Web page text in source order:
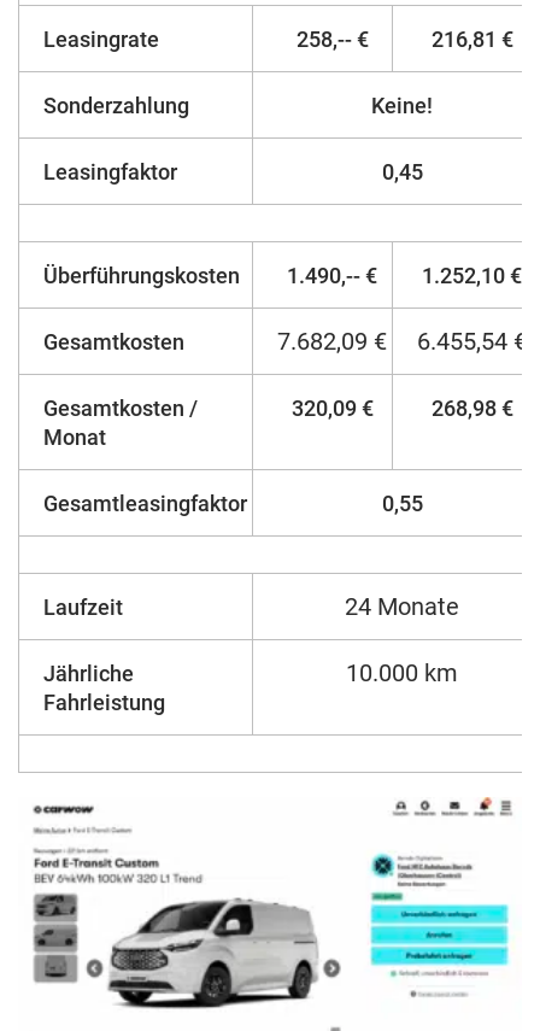
Leasingrate 258,-- € 216,81 €
Sonderzahlung Keine!
Leasingfaktor 0,45
Überführungskosten 1.490,-- € 1.252,10 €
Gesamtkosten 7.682,09 € 6.455,54 €
Gesamtkosten /
Monat
320,09 € 268,98 €
Gesamtleasingfaktor 0,55
Laufzeit 24 Monate
Jährliche
Fahrleistung
10.000 km